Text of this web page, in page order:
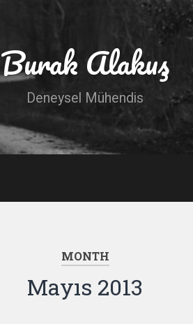
Burak Alakuş
Deneysel Mühendis
MONTH
Mayıs 2013